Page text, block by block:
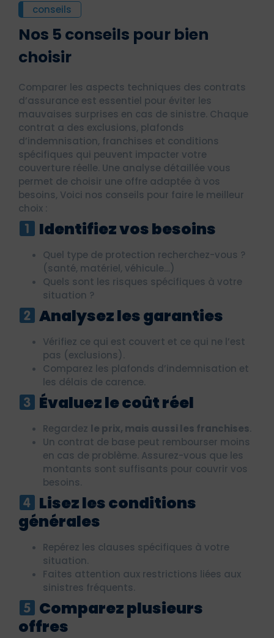
conseils
Nos 5 conseils pour bien
choisir
Comparer les aspects techniques des contrats
d’assurance est essentiel pour éviter les
mauvaises surprises en cas de sinistre. Chaque
contrat a des exclusions, plafonds
d’indemnisation, franchises et conditions
spécifiques qui peuvent impacter votre
couverture réelle. Une analyse détaillée vous
permet de choisir une offre adaptée à vos
besoins, Voici nos conseils pour faire le meilleur
choix :
Identifiez vos besoins
Quel type de protection recherchez-vous ?
(santé, matériel, véhicule…)
Quels sont les risques spécifiques à votre
situation ?
Analysez les garanties
Vérifiez ce qui est couvert et ce qui ne l’est
pas (exclusions).
Comparez les plafonds d’indemnisation et
les délais de carence.
Évaluez le coût réel
Regardez le prix, mais aussi les franchises.
Un contrat de base peut rembourser moins
en cas de problème. Assurez-vous que les
montants sont suffisants pour couvrir vos
besoins.
Lisez les conditions
générales
Repérez les clauses spécifiques à votre
situation.
Faites attention aux restrictions liées aux
sinistres fréquents.
Comparez plusieurs
offres